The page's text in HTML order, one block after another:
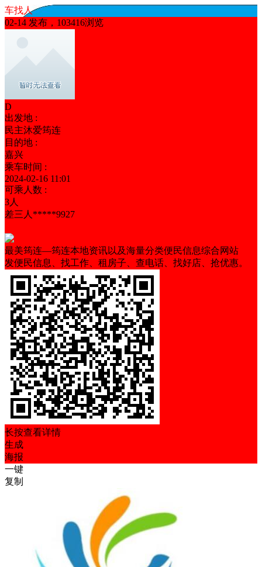
车找人
02-14 发布，103416浏览
D
出发地 :
民主沐爱筠连
目的地 :
嘉兴
乘车时间 :
2024-02-16 11:01
可乘人数 :
3人
差三人*****9927
最美筠连—筠连本地资讯以及海量分类便民信息综合网站
发便民信息、找工作、租房子、查电话、找好店、抢优惠。
长按查看详情
生成
海报
一键
复制